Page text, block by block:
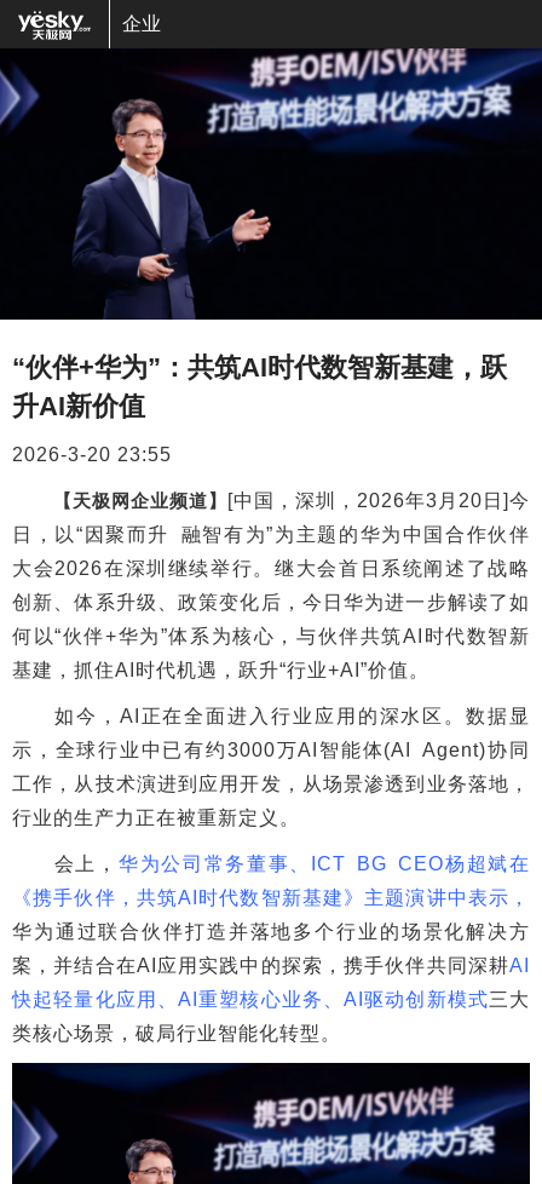
企业
“伙伴+华为”：共筑AI时代数智新基建，跃
升AI新价值
2026-3-20 23:55
【天极网企业频道】
[中国，深圳，2026年3月20日]今
日，以“因聚而升 融智有为”为主题的华为中国合作伙伴
大会2026在深圳继续举行。继大会首日系统阐述了战略
创新、体系升级、政策变化后，今日华为进一步解读了如
何以“伙伴+华为”体系为核心，与伙伴共筑AI时代数智新
基建，抓住AI时代机遇，跃升“行业+AI”价值。
如今，AI正在全面进入行业应用的深水区。数据显
示，全球行业中已有约3000万AI智能体(AI Agent)协同
工作，从技术演进到应用开发，从场景渗透到业务落地，
行业的生产力正在被重新定义。
会上， 华为公司常务董事、ICT BG CEO杨超斌在
《携手伙伴，共筑AI时代数智新基建》主题演讲中表示，
华为通过联合伙伴打造并落地多个行业的场景化解决方
案，并结合在AI应用实践中的探索，携手伙伴共同深耕AI
快起轻量化应用、AI重塑核心业务、AI驱动创新模式三大
类核心场景，破局行业智能化转型。